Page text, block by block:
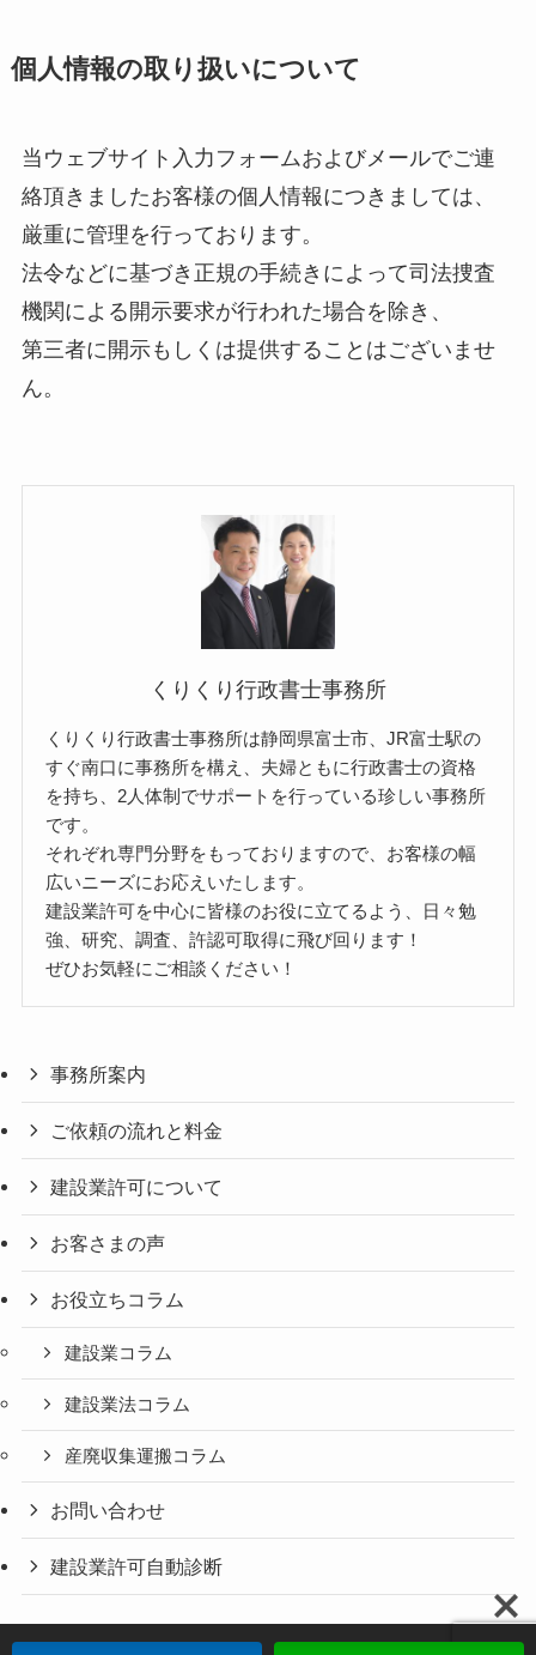
個人情報の取り扱いについて
当ウェブサイト入力フォームおよびメールでご連
絡頂きましたお客様の個人情報につきましては、
厳重に管理を行っております。
法令などに基づき正規の手続きによって司法捜査
機関による開示要求が行われた場合を除き、
第三者に開示もしくは提供することはございませ
ん。
くりくり行政書士事務所
くりくり行政書士事務所は静岡県富士市、JR富士駅の
すぐ南口に事務所を構え、夫婦ともに行政書士の資格
を持ち、2人体制でサポートを行っている珍しい事務所
です。
それぞれ専門分野をもっておりますので、お客様の幅
広いニーズにお応えいたします。
建設業許可を中心に皆様のお役に立てるよう、日々勉
強、研究、調査、許認可取得に飛び回ります！
ぜひお気軽にご相談ください！
事務所案内
ご依頼の流れと料金
建設業許可について
お客さまの声
お役立ちコラム
建設業コラム
建設業法コラム
産廃収集運搬コラム
お問い合わせ
建設業許可自動診断